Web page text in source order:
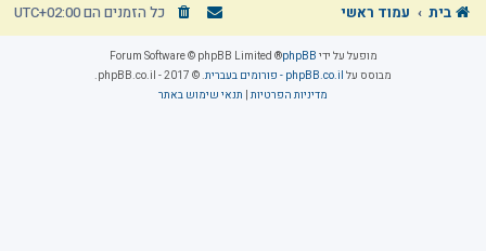
בית עמוד ראשי כל הזמנים הםUTC+02:00
מופעל על ידי phpBB
® Forum Software © phpBB Limited
מבוסס על phpBB.co.il - פורומים בעברית
. © 2017 - phpBB.co.il.
מדיניות הפרטיות | תנאי שימוש באתר